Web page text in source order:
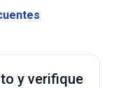
y verifique